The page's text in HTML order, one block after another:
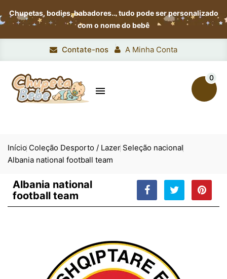
Chupetas, bodies, babadores…tudo pode ser personalizado
com o nome do bebê
Contate-nos A Minha Conta

0
Início Coleção Desporto / Lazer Seleção nacional
Albania national football team
Albania national
football team